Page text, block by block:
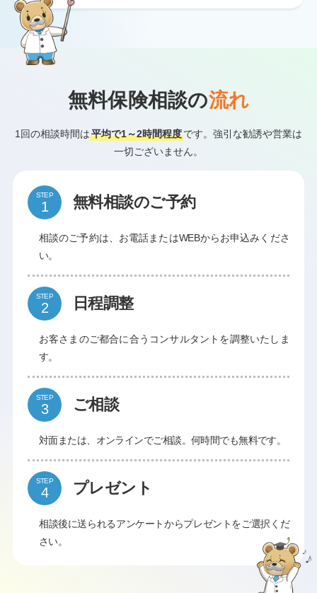
無料保険相談の流れ
1回の相談時間は平均で1～2時間程度です。強引な勧誘や営業は
一切ございません。
STEP 無料相談のご予約
相談のご予約は、お電話またはWEBからお申込みくださ
い。
STEP 日程調整
お客さまのご都合に合うコンサルタントを調整いたしま
す。
STEP ご相談
対面または、オンラインでご相談。何時間でも無料です。
STEP プレゼント
相談後に送られるアンケートからプレゼントをご選択くだ
さい。